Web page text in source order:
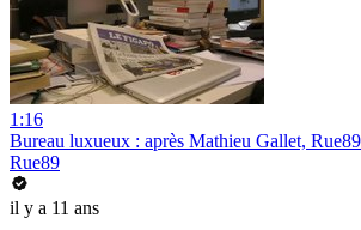
1:16
Bureau luxueux : après Mathieu Gallet,
Rue89
il y a 11 ans